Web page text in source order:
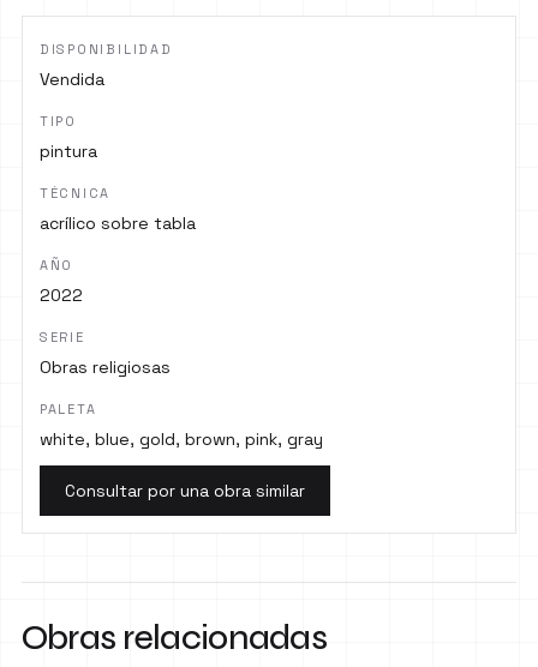
DISPONIBILIDAD
Vendida
TIPO
pintura
TÉCNICA
acrílico sobre tabla
AÑO
2022
SERIE
Obras religiosas
PALETA
white, blue, gold, brown, pink, gray
Consultar por una obra similar
Obras relacionadas